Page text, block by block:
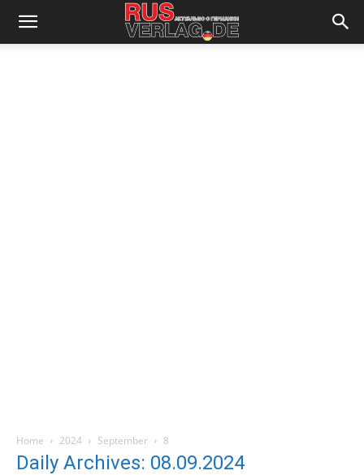
Home 2024 September 8
Daily Archives: 08.09.2024